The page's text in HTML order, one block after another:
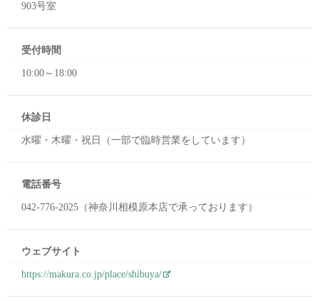
903号室
受付時間
10:00～18:00
休診日
水曜・木曜・祝日（一部で臨時営業をしています）
電話番号
042-776-2025（神奈川相模原本店で承っております）
ウェブサイト
https://makura.co.jp/place/shibuya/